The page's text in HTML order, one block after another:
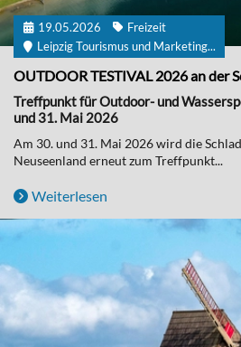
19.05.2026
Freizeit
Leipzig Tourismus und Marketing...
OUTDOOR TESTIVAL 2026 an der
Treffpunkt für Outdoor- und
und 31. Mai 2026
Am 30. und 31. Mai 2026 wird die
Neuseenland erneut zum Treffpunkt...
Weiterlesen